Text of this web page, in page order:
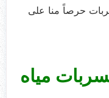
حرصاً منا على
مياه